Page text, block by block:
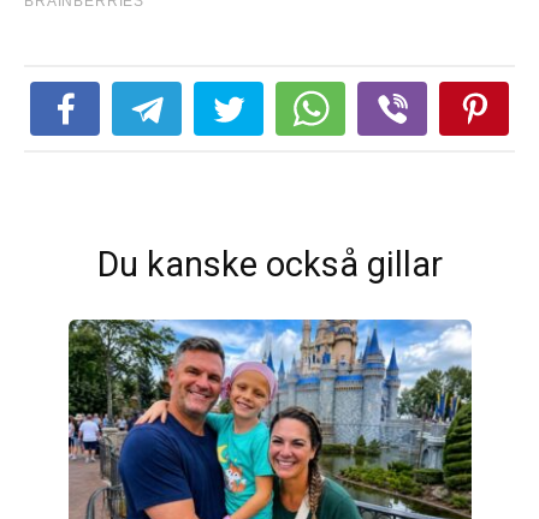
Du kanske också gillar